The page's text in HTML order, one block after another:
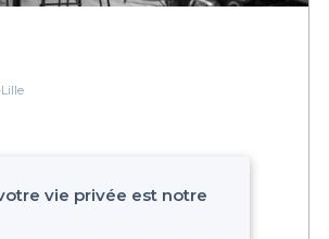
vie privée est notre